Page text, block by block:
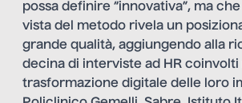
possa definire “innovativa”, ma
vista del metodo rivela un
grande qualità, aggiungendo alla
decina di interviste ad HR coinvolti
trasformazione digitale delle loro